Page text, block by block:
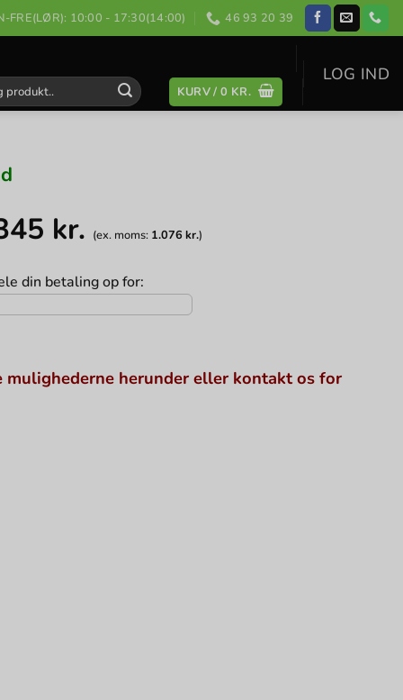
FRE(LØR): 10:00 - 17:30(14:00) 46 93 20 39
KURV /0 KR.
LOG IND
kr. (ex. moms: 1.076kr.)
din betaling op for:
mulighederne herunder eller kontakt os for